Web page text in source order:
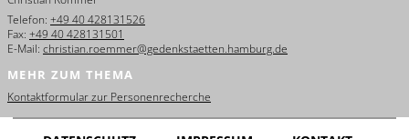
Français
Dansk
Español
Telefon: +49 40 428131526
Fax: +49 40 428131501
E-Mail: christian.roemmer@gedenkstaetten.hamburg.de
MEHR ZUM THEMA
Kontaktformular zur Personenrecherche